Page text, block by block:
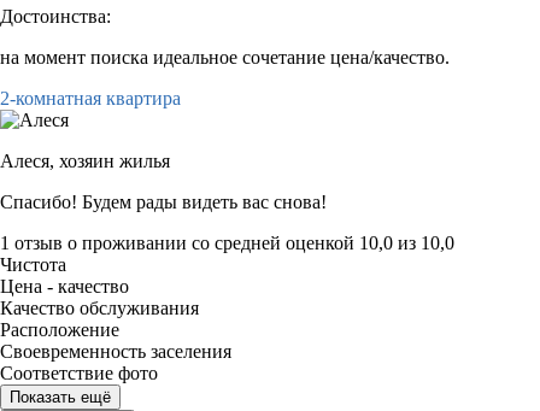
Достоинства:
на момент поиска идеальное сочетание цена/качество.
2-комнатная квартира
Алеся, хозяин жилья
Спасибо! Будем рады видеть вас снова!
1 отзыв о проживании со средней оценкой 10,0 из 10,0
Чистота
Цена - качество
Качество обслуживания
Расположение
Своевременность заселения
Соответствие фото
Показать ещё